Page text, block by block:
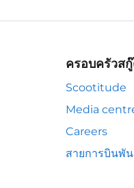
ครอบครัวส
Scootitude
Media
Careers
สายการบินพั